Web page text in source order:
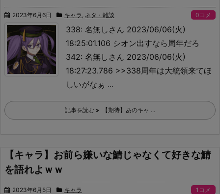
2023年6月6日 キャラ , ネタ・雑談 0コメ
338: 名無しさん 2023/06/06(火)
18:25:01.106 シオン出すなら周年だろ
342: 名無しさん 2023/06/06(火)
18:27:23.786 >>338周年は大統領来てほ
しいがなぁ ...
記事を読む 【期待】あのキャ ...
【キャラ】お前ら嫌いな鯖じゃなくて好きな鯖
を語れよｗｗ
2023年6月5日 キャラ 1コメ